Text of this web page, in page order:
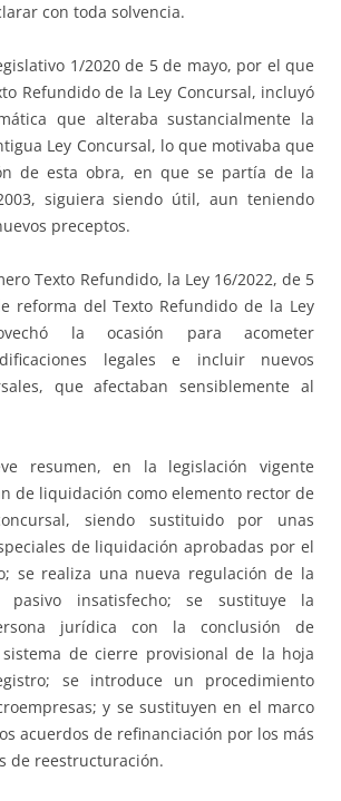
con toda solvencia.
1/2020 de 5 de mayo, por el que
Refundido de la Ley Concursal, incluyó
que alteraba sustancialmente la
Ley Concursal, lo que motivaba que
de esta obra, en que se partía de la
siguiera siendo útil, aun teniendo
preceptos.
Texto Refundido, la Ley 16/2022, de 5
reforma del Texto Refundido de la Ley
la ocasión para acometer
legales e incluir nuevos
que afectaban sensiblemente al
resumen, en la legislación vigente
de liquidación como elemento rector de
siendo sustituido por unas
de liquidación aprobadas por el
se realiza una nueva regulación de la
pasivo insatisfecho; se sustituye la
jurídica con la conclusión de
de cierre provisional de la hoja
se introduce un procedimiento
y se sustituyen en el marco
acuerdos de refinanciación por los más
de reestructuración.